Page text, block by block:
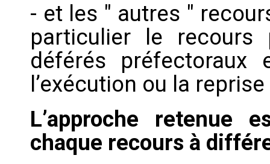
- et les " autres "
particulier le recours
déférés
l’exécution ou la
L’approche retenue
chaque recours à